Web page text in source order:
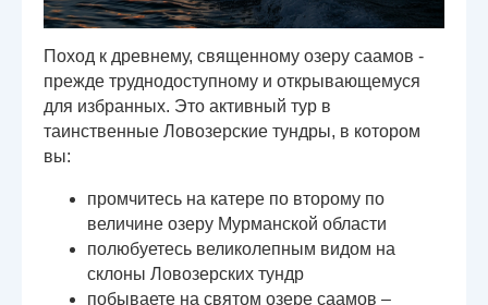
Поход к древнему, священному озеру саамов -
прежде труднодоступному и открывающемуся
для избранных. Это активный тур в
таинственные Ловозерские тундры, в котором
вы:
промчитесь на катере по второму по
величине озеру Мурманской области
полюбуетесь великолепным видом на
склоны Ловозерских тундр
побываете на святом озере саамов –